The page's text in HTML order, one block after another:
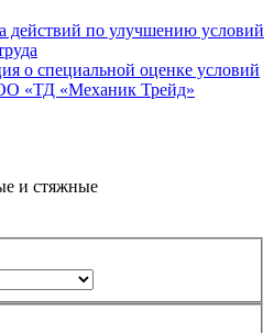
действий по улучшению условий
о специальной оценке условий
«ТД «Механик Трейд»
и стяжные